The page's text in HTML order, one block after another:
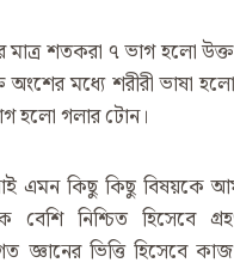
মাত্র শতকরা ৭ ভাগ হলো
মধ্যে শরীরী ভাষা
হলো গলার টোন।
এমন কিছু কিছু বিষয়কে
বেশি নিশ্চিত হিসেবে
জ্ঞানের ভিত্তি হিসেবে